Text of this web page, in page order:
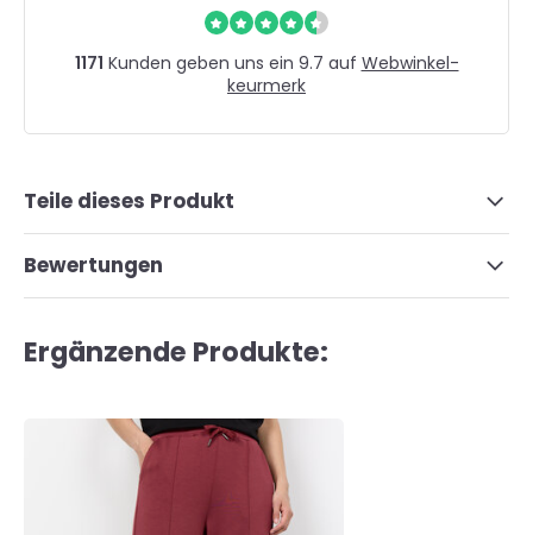
1171 Kunden geben uns ein 9.7 auf Webwinkel-
keurmerk
Teile dieses Produkt
Bewertungen
Ergänzende Produkte: